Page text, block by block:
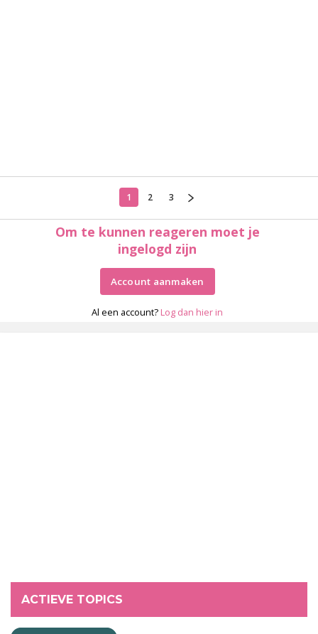
1 2 3
Om te kunnen reageren moet je
ingelogd zijn
Account aanmaken
Al een account? Log dan hier in
ACTIEVE TOPICS